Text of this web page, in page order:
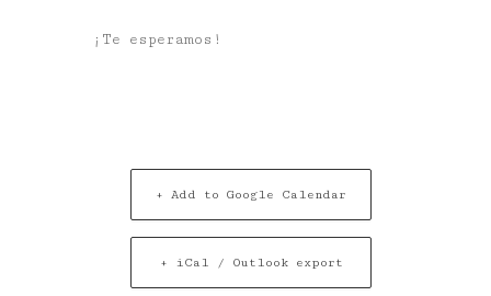
¡Te esperamos!
+ Add to Google Calendar
+ iCal / Outlook export